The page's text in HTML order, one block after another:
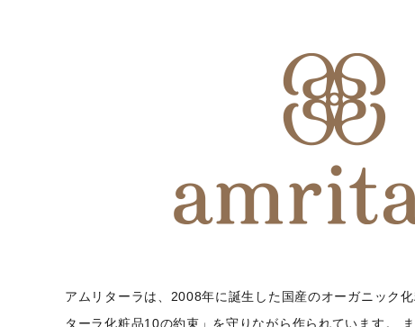
アムリターラは、2008年に誕生した国産のオーガニック
ターラ化粧品10の約束」を守りながら作られています。